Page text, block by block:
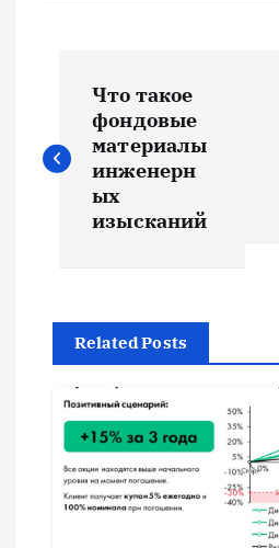
а
в
ц
и
я
Что такое
фондовые
материалы
инженерн
ых
изысканий
Related Posts